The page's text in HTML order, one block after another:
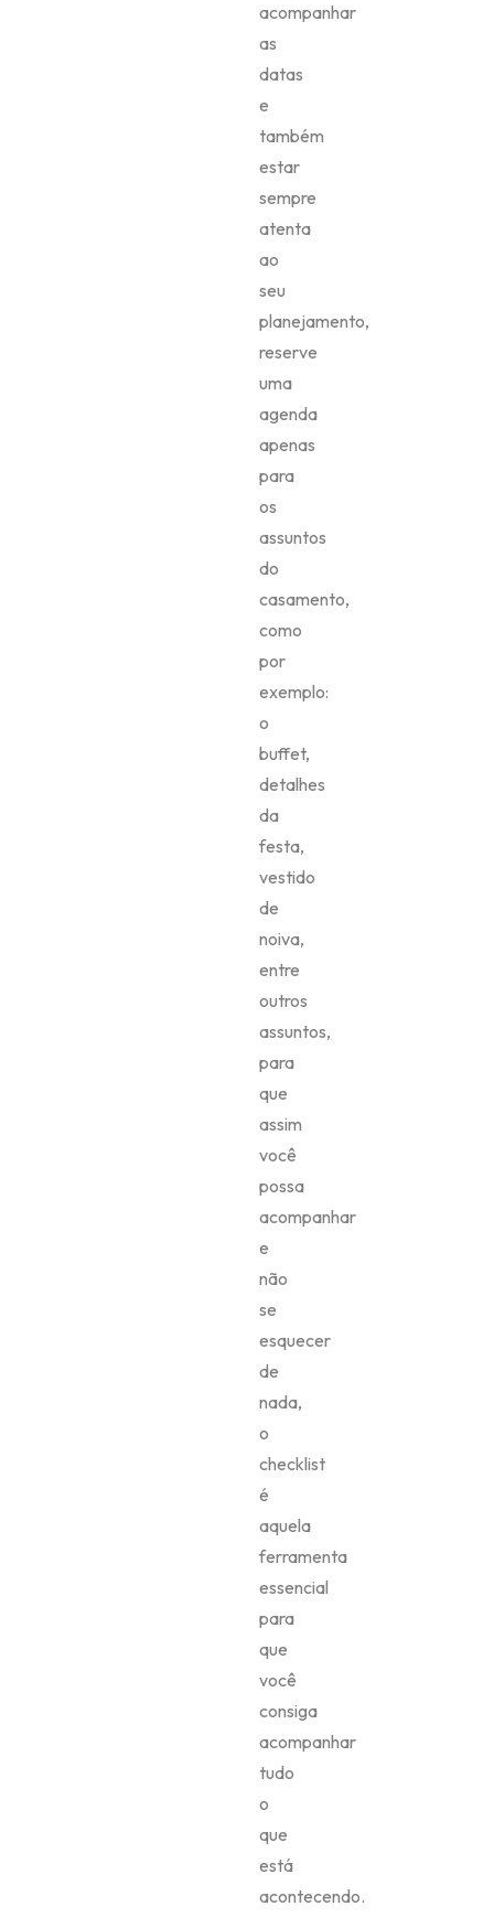
acompanhar
as
datas
e
também
estar
sempre
atenta
ao
seu
planejamento,
reserve
uma
agenda
apenas
para
os
assuntos
do
casamento,
como
por
exemplo:
o
buffet,
detalhes
da
festa,
vestido
de
noiva,
entre
outros
assuntos,
para
que
assim
você
possa
acompanhar
e
não
se
esquecer
de
nada,
o
checklist
é
aquela
ferramenta
essencial
para
que
você
consiga
acompanhar
tudo
o
que
está
acontecendo.